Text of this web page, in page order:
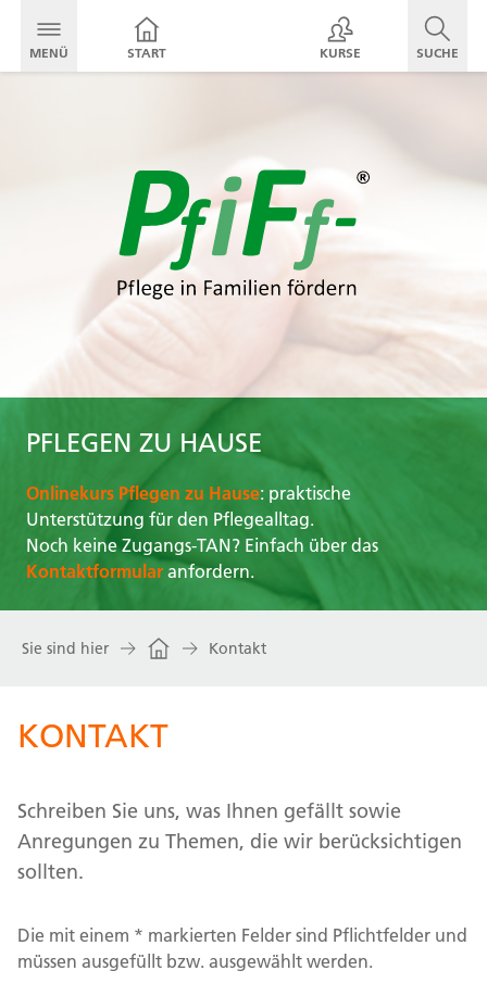
MENÜ START KURSE SUCHE
PFLEGEN ZU HAUSE
Onlinekurs Pflegen zu Hause: praktische
Unterstützung für den Pflegealltag.
Noch keine Zugangs-TAN? Einfach über das
Kontaktformular anfordern.
Sie sind hier Kontakt
KONTAKT
Schreiben Sie uns, was Ihnen gefällt sowie
Anregungen zu Themen, die wir berücksichtigen
sollten.
Die mit einem * markierten Felder sind Pflichtfelder und
müssen ausgefüllt bzw. ausgewählt werden.